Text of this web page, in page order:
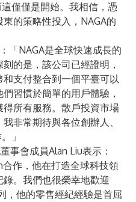
僅僅是開始。我相信，憑
的策略性投入，NAGA的
「NAGA是全球快速成長的
的是，該公司已經證明，
支付整合到一個平臺可以
習慣於簡單的用戶體驗，
所有服務。散戶投資市場
非常期待與各位創辦人、
」
事會成員Alan Liu表示：
合作，他在打造全球科技領
。我們也很榮幸地歡迎
，他的零售經紀經驗是首屈